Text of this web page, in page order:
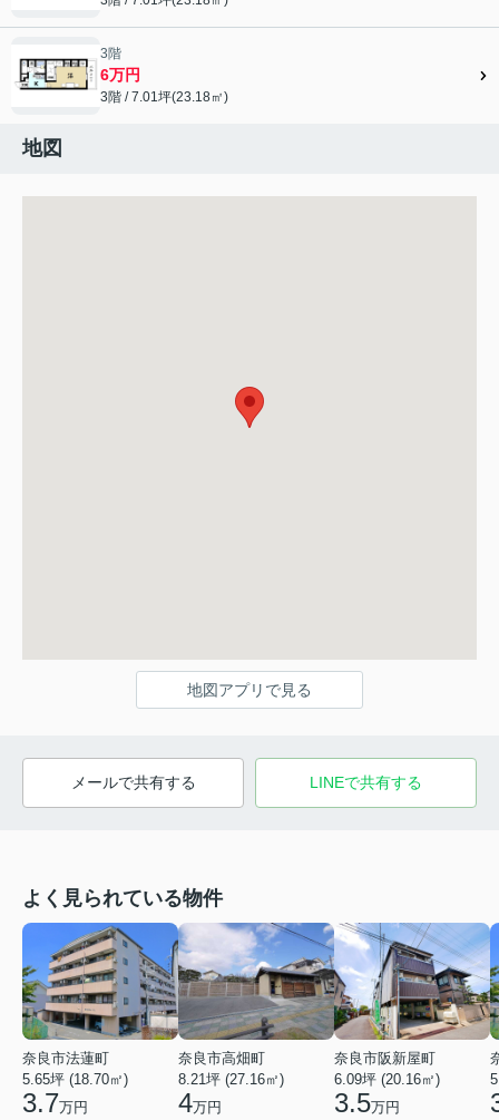
3階
6万円
3階 / 7.01坪(23.18㎡)
地図
地図アプリで見る
メールで共有する LINEで共有する
よく見られている物件
奈良市法蓮町
5.65坪 (18.70㎡)
3.7万円
奈良市高畑町
8.21坪 (27.16㎡)
4万円
奈良市阪新屋町
6.09坪 (20.16㎡)
3.5万円